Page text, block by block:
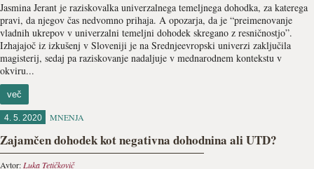
Jasmina Jerant je raziskovalka univerzalnega temeljnega dohodka, za katerega
pravi, da njegov čas nedvomno prihaja. A opozarja, da je “preimenovanje
vladnih ukrepov v univerzalni temeljni dohodek skregano z resničnostjo”.
Izhajajoč iz izkušenj v Sloveniji je na Srednjeevropski univerzi zaključila
magisterij, sedaj pa raziskovanje nadaljuje v mednarodnem kontekstu v
okviru...
več
4. 5. 2020 MNENJA
Zajamčen dohodek kot negativna dohodnina ali UTD?
Avtor: Luka Tetičkovič